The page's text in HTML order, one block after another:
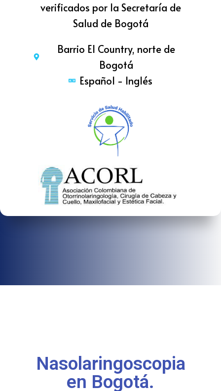
verificados por la Secretaría de
Salud de Bogotá
Barrio El Country, norte de
Bogotá
Español - Inglés
Nasolaringoscopia
en Bogotá.